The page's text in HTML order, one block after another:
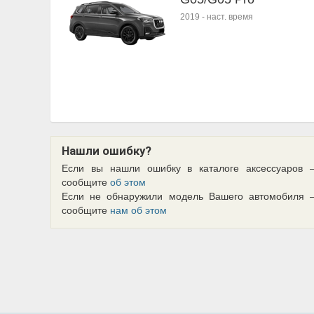
2019 - наст. время
Нашли ошибку?
Если вы нашли ошибку в каталоге аксессуаров
сообщите об этом
Если не обнаружили модель Вашего автомобиля
сообщите нам об этом